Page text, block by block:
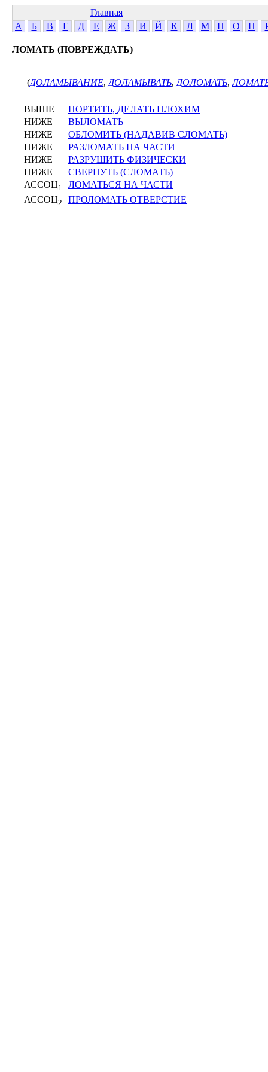
Главная
А
Б В Г Д Е Ж З И Й К Л М Н О П
ЛОМАТЬ (ПОВРЕЖДАТЬ)
(ДОЛАМЫВАНИЕ, ДОЛАМЫВАТЬ, ДОЛОМАТЬ,
ВЫШЕ
ПОРТИТЬ, ДЕЛАТЬ ПЛОХИМ
НИЖЕ
ВЫЛОМАТЬ
НИЖЕ
ОБЛОМИТЬ (НАДАВИВ СЛОМАТЬ)
НИЖЕ
РАЗЛОМАТЬ НА ЧАСТИ
НИЖЕ
РАЗРУШИТЬ ФИЗИЧЕСКИ
НИЖЕ
СВЕРНУТЬ (СЛОМАТЬ)
АССОЦ1
ЛОМАТЬСЯ НА ЧАСТИ
АССОЦ2 ПРОЛОМАТЬ ОТВЕРСТИЕ